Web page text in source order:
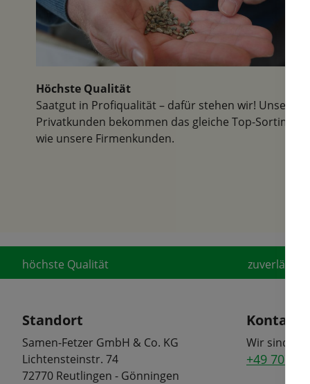
Höchste Qualität
Saatgut in Profiqualität – dafür stehen wir! Unsere
Privatkunden bekommen das gleiche Top-Sortiment
wie unsere Firmenkunden.
höchste Qualität
Standort
Samen-Fetzer GmbH & Co. KG
Lichtensteinstr. 74
72770 Reutlingen - Gönningen
Kontakt
Wir sind
+49 7072